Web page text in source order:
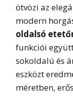
ötvözi az
modern
oldalsó
funkciói
sokoldalú és
eszközt
méretben,